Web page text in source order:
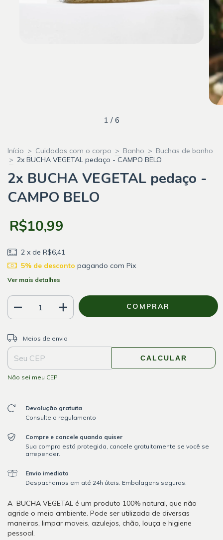
1 /6
Início > Cuidados com o corpo > Banho > Buchas de banho
> 2x BUCHA VEGETAL pedaço - CAMPO BELO
2x BUCHA VEGETAL pedaço -
CAMPO BELO
R$10,99
2 x de R$6,41
5% de desconto pagando com Pix
Ver mais detalhes
Entregas para o CEP:
Meios de envio
CALCULAR
Não sei meu CEP
Devolução gratuita
Consulte o regulamento
Compre e cancele quando quiser
Sua compra está protegida, cancele gratuitamente se você se
arrepender.
Envio imediato
Despachamos em até 24h úteis. Embalagens seguras.
A BUCHA VEGETAL é um produto 100% natural, que não
agride o meio ambiente. Pode ser utilizada de diversas
maneiras, limpar moveis, azulejos, chão, louça e higiene
pessoal.